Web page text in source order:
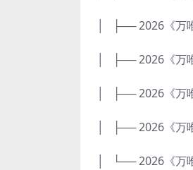
│ ├── 2026《万
│ ├── 2026《万
│ ├── 2026《万
│ ├── 2026《万
│ └── 2026《万